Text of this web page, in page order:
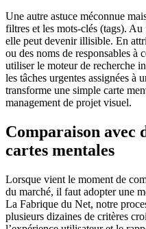
Une autre astuce méconnue
filtres et les mots-clés (tags). Au
elle peut devenir illisible. En
ou des noms de responsables à
utiliser le moteur de recherche
les tâches urgentes assignées à
transforme une simple carte
management de projet visuel.
Comparaison avec
cartes mentales
Lorsque vient le moment de
du marché, il faut adopter une
La Fabrique du Net, notre
plusieurs dizaines de critères